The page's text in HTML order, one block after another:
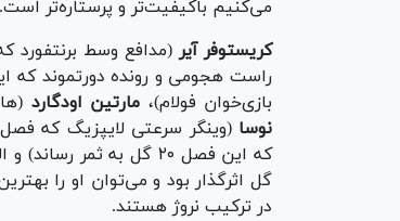
می‌کنیم باکیفیت‌تر و پرستاره‌تر است.
کریستوفر آیر(مدافع وسط برنتفورد
راست هجومی و رونده دورتموند که این فصل ۱۸ پاس‌گل
بازی‌خوان فولام)، مارتین اودگارد
نوسا(وینگر سرعتی لایپزیگ که
که این فصل ۲۰ گل به ثمر رساند) و البته
گل اثرگذار بود و می‌توان او را
در ترکیب نروژ هستند.